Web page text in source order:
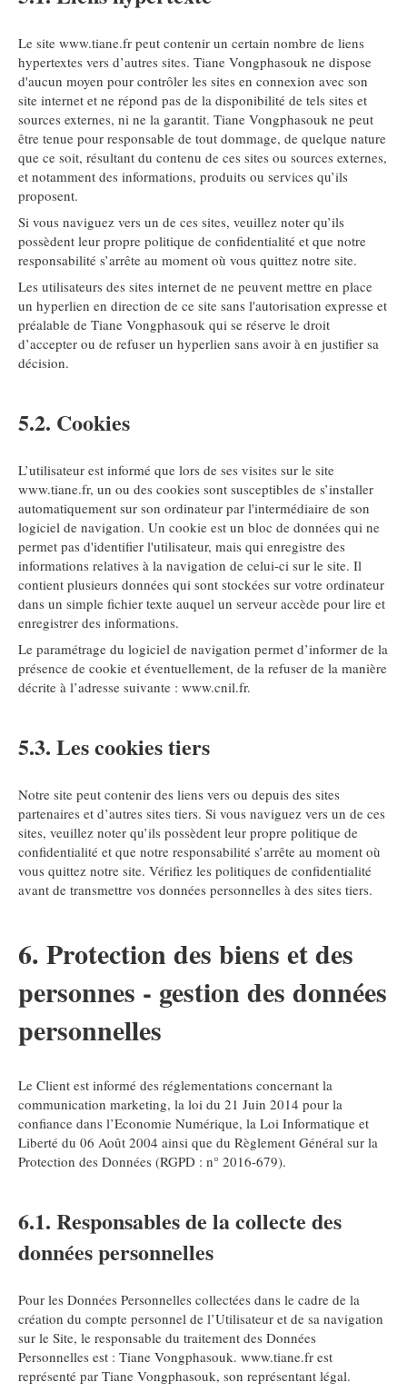
Le site www.tiane.fr peut contenir un certain nombre de liens
hypertextes vers d’autres sites. Tiane Vongphasouk ne dispose
d'aucun moyen pour contrôler les sites en connexion avec son
site internet et ne répond pas de la disponibilité de tels sites et
sources externes, ni ne la garantit. Tiane Vongphasouk ne peut
être tenue pour responsable de tout dommage, de quelque nature
que ce soit, résultant du contenu de ces sites ou sources externes,
et notamment des informations, produits ou services qu’ils
proposent.
Si vous naviguez vers un de ces sites, veuillez noter qu’ils
possèdent leur propre politique de confidentialité et que notre
responsabilité s’arrête au moment où vous quittez notre site.
Les utilisateurs des sites internet de ne peuvent mettre en place
un hyperlien en direction de ce site sans l'autorisation expresse et
préalable de Tiane Vongphasouk qui se réserve le droit
d’accepter ou de refuser un hyperlien sans avoir à en justifier sa
décision.
5.2. Cookies
L’utilisateur est informé que lors de ses visites sur le site
www.tiane.fr, un ou des cookies sont susceptibles de s’installer
automatiquement sur son ordinateur par l'intermédiaire de son
logiciel de navigation. Un cookie est un bloc de données qui ne
permet pas d'identifier l'utilisateur, mais qui enregistre des
informations relatives à la navigation de celui-ci sur le site. Il
contient plusieurs données qui sont stockées sur votre ordinateur
dans un simple fichier texte auquel un serveur accède pour lire et
enregistrer des informations.
Le paramétrage du logiciel de navigation permet d’informer de la
présence de cookie et éventuellement, de la refuser de la manière
décrite à l’adresse suivante : www.cnil.fr.
5.3. Les cookies tiers
Notre site peut contenir des liens vers ou depuis des sites
partenaires et d’autres sites tiers. Si vous naviguez vers un de ces
sites, veuillez noter qu’ils possèdent leur propre politique de
confidentialité et que notre responsabilité s’arrête au moment où
vous quittez notre site. Vérifiez les politiques de confidentialité
avant de transmettre vos données personnelles à des sites tiers.
6. Protection des biens et des
personnes - gestion des données
personnelles
Le Client est informé des réglementations concernant la
communication marketing, la loi du 21 Juin 2014 pour la
confiance dans l’Economie Numérique, la Loi Informatique et
Liberté du 06 Août 2004 ainsi que du Règlement Général sur la
Protection des Données (RGPD : n° 2016-679).
6.1. Responsables de la collecte des
données personnelles
Pour les Données Personnelles collectées dans le cadre de la
création du compte personnel de l’Utilisateur et de sa navigation
sur le Site, le responsable du traitement des Données
Personnelles est : Tiane Vongphasouk. www.tiane.fr est
représenté par Tiane Vongphasouk, son représentant légal.